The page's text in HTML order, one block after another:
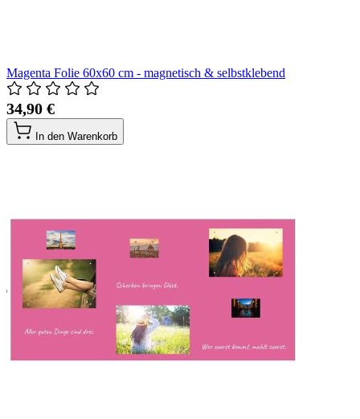
Magenta Folie 60x60 cm - magnetisch & selbstklebend
34,90 €
In den Warenkorb